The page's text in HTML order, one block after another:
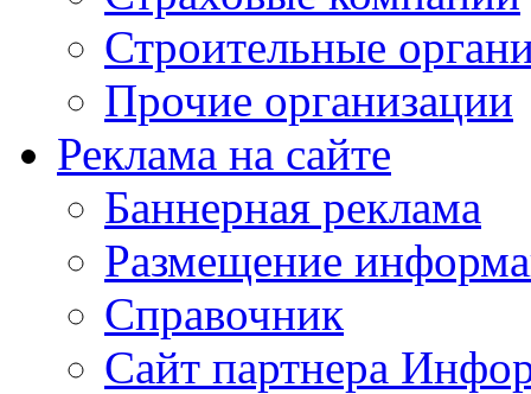
Строительные
Прочие организации
Реклама на сайте
Баннерная реклама
Размещение
Справочник
Сайт партнера